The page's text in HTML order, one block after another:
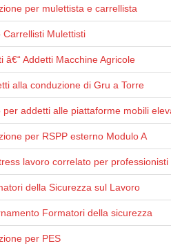
per mulettista e carrellista
Mulettisti
â€“ Addetti Macchine Agricole
alla conduzione di Gru a Torre
addetti alle piattaforme mobili
per RSPP esterno Modulo A
lavoro correlato per professionisti
della Sicurezza sul Lavoro
Formatori della sicurezza
per PES